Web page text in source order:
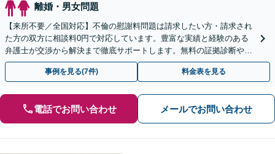
離婚・男女問題
【来所不要／全国対応】不倫の慰謝料問題は請求したい方・請求され
た方の双方に相談料0円で対応しています。豊富な実績と経験のある
弁護士が交渉から解決まで徹底サポートします。無料の証拠診断や着
手金の返還保証もありますので安心してご相談ください。
事例を見る(7件) 料金表を見る
電話でお問い合わせ メールでお問い合わせ